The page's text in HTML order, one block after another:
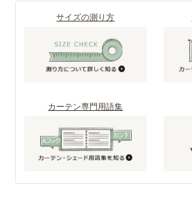
サイズの測り方
カーテン専門用語集